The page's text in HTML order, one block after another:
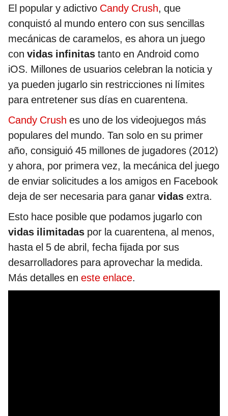
El popular y adictivo Candy Crush, que
conquistó al mundo entero con sus sencillas
mecánicas de caramelos, es ahora un juego
con vidas infinitas tanto en Android como
iOS. Millones de usuarios celebran la noticia y
ya pueden jugarlo sin restricciones ni límites
para entretener sus días en cuarentena.
Candy Crush es uno de los videojuegos más
populares del mundo. Tan solo en su primer
año, consiguió 45 millones de jugadores (2012)
y ahora, por primera vez, la mecánica del juego
de enviar solicitudes a los amigos en Facebook
deja de ser necesaria para ganar vidas extra.
Esto hace posible que podamos jugarlo con
vidas ilimitadas por la cuarentena, al menos,
hasta el 5 de abril, fecha fijada por sus
desarrolladores para aprovechar la medida.
Más detalles en este enlace.